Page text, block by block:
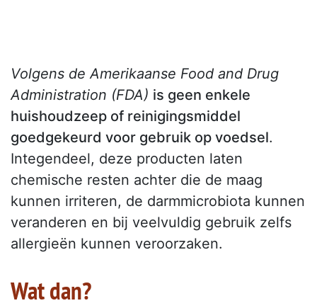
Volgens de Amerikaanse Food and Drug
Administration (FDA) is geen enkele
huishoudzeep of reinigingsmiddel
goedgekeurd voor gebruik op voedsel.
Integendeel, deze producten laten
chemische resten achter die de maag
kunnen irriteren, de darmmicrobiota kunnen
veranderen en bij veelvuldig gebruik zelfs
allergieën kunnen veroorzaken.
Wat dan?